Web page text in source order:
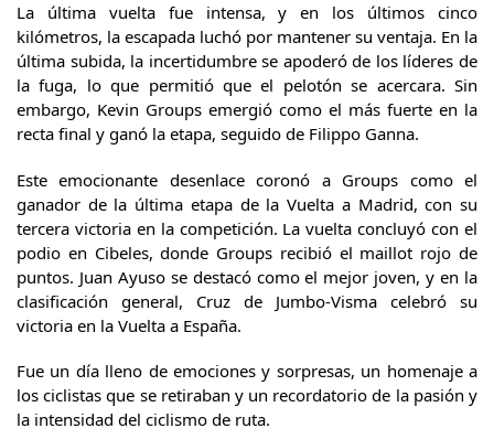
La última vuelta fue intensa, y en los últimos cinco
kilómetros, la escapada luchó por mantener su ventaja. En la
última subida, la incertidumbre se apoderó de los líderes de
la fuga, lo que permitió que el pelotón se acercara. Sin
embargo, Kevin Groups emergió como el más fuerte en la
recta final y ganó la etapa, seguido de Filippo Ganna.
Este emocionante desenlace coronó a Groups como el
ganador de la última etapa de la Vuelta a Madrid, con su
tercera victoria en la competición. La vuelta concluyó con el
podio en Cibeles, donde Groups recibió el maillot rojo de
puntos. Juan Ayuso se destacó como el mejor joven, y en la
clasificación general, Cruz de Jumbo-Visma celebró su
victoria en la Vuelta a España.
Fue un día lleno de emociones y sorpresas, un homenaje a
los ciclistas que se retiraban y un recordatorio de la pasión y
la intensidad del ciclismo de ruta.